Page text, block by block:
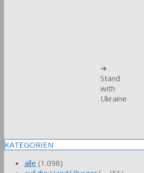
➜
Stand
with
Ukraine
KATEGORIEN
alle (1.098)